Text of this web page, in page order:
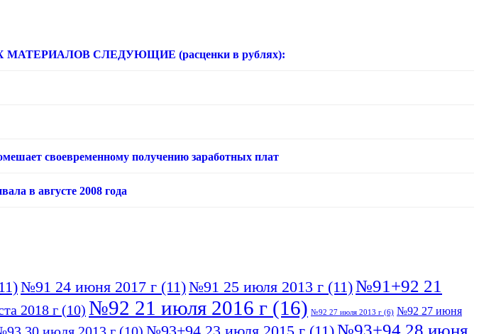
СЛЕДУЮЩИЕ (расценки в рублях):
своевременному получению заработных плат
в августе 2008 года
№91 24 июня 2017 г (11)№91 25 июля 2013 г (11)№91+92 21
2018 г (10) №92 21 июля 2016 г (16) №92 27 июля 2013 г (6) №92 27 июня
№93+94 28 июня